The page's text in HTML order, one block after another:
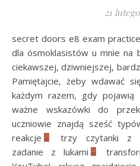
21
secret doors e8 exam practice Kolejny próbny mini arkusz
dla ósmoklasistów u mnie na
ciekawszej, dziwniejszej,
Pamiętajcie, żeby wdawać
każdym razem, gdy pojawią
ważne wskazówki do
uczniowie znajdą sześć
reakcje
trzy czytanki z
zadanie z lukami